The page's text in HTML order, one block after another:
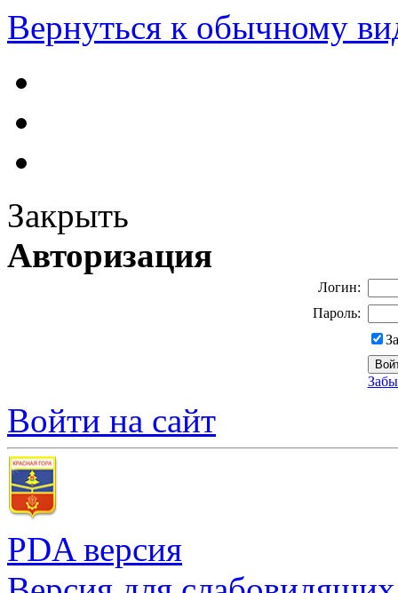
Вернуться к обычному
Закрыть
Авторизация
Логин:
Пароль:
Войти на сайт
PDA версия